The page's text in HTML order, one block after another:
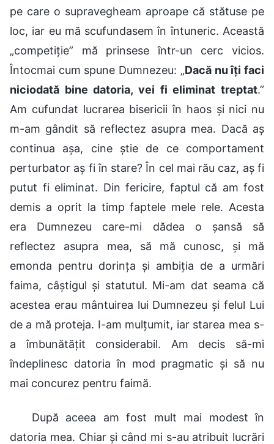
pe care o supravegheam aproape că stătuse pe
loc, iar eu mă scufundasem în întuneric. Această
„competiție” mă prinsese într-un cerc vicios.
Întocmai cum spune Dumnezeu: „Dacă nu îți faci
niciodată bine datoria, vei fi eliminat treptat.”
Am cufundat lucrarea bisericii în haos și nici nu
m-am gândit să reflectez asupra mea. Dacă aș
continua așa, cine știe de ce comportament
perturbator aș fi în stare? În cel mai rău caz, aș fi
putut fi eliminat. Din fericire, faptul că am fost
demis a oprit la timp faptele mele rele. Acesta
era Dumnezeu care-mi dădea o șansă să
reflectez asupra mea, să mă cunosc, și mă
emonda pentru dorința și ambiția de a urmări
faima, câștigul și statutul. Mi-am dat seama că
acestea erau mântuirea lui Dumnezeu și felul Lui
de a mă proteja. I-am mulțumit, iar starea mea s-
a îmbunătățit considerabil. Am decis să-mi
îndeplinesc datoria în mod pragmatic și să nu
mai concurez pentru faimă.
După aceea am fost mult mai modest în
datoria mea. Chiar și când mi s-au atribuit lucrări